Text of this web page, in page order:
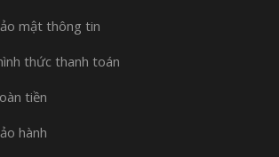
mật thông tin
thức thanh toán
tiền
hành